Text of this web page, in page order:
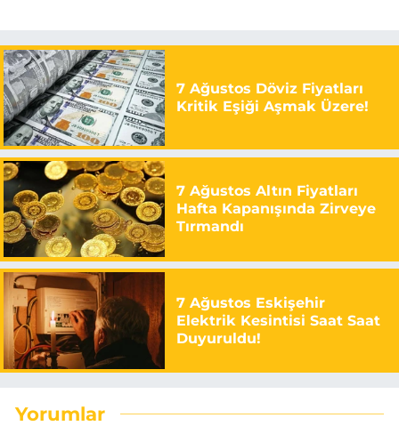
7 Ağustos Döviz Fiyatları
Kritik Eşiği Aşmak Üzere!
7 Ağustos Altın Fiyatları
Hafta Kapanışında Zirveye
Tırmandı
7 Ağustos Eskişehir
Elektrik Kesintisi Saat Saat
Duyuruldu!
Yorumlar